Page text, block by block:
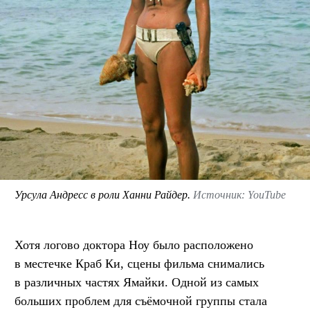
Урсула Андресс в роли Ханни Райдер. Источник: YouTube
Хотя логово доктора Ноу было расположено
в местечке Краб Ки, сцены фильма снимались
в различных частях Ямайки. Одной из самых
больших проблем для съёмочной группы стала